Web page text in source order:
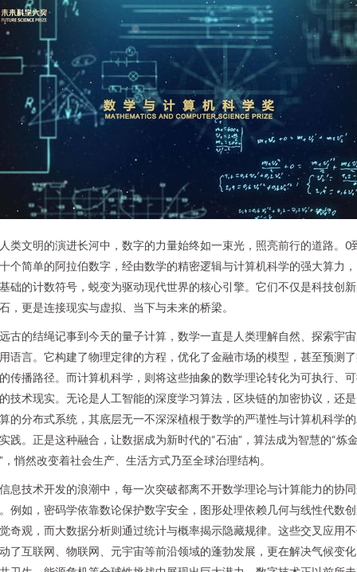
类文明的演进长河中，数字的力量始终如一束光，照亮前行的道路。0
个简单的阿拉伯数字，经由数学的精密逻辑与计算机科学的强大算力
础的计数符号，蜕变为驱动现代世界的核心引擎。它们不仅是科技创
，更是连接现实与虚拟、当下与未来的桥梁。
古的结绳记事到今天的量子计算，数学一直是人类理解自然、探索宇
语言。它构建了物理定律的方程，优化了金融市场的模型，甚至预测
传播路径。而计算机科学，则将这些抽象的数学理论转化为可执行、
技术现实。无论是人工智能的深度学习算法，区块链的加密协议，还
的分布式系统，其底层无一不深深植根于数学的严谨性与计算机科学
践。正是这种融合，让数据成为新时代的“石油”，算法成为智慧的“炼
，悄然改变着社会生产、生活方式乃至全球治理结构。
息技术开发的浪潮中，每一次突破都离不开数学理论与计算能力的协
例如，密码学依靠数论保护数字安全，图形处理依赖几何与线性代数
奇观，而大数据分析则通过统计与概率揭示隐藏规律。这些交叉应用
了互联网、物联网、元宇宙等前沿领域的蓬勃发展，更在解决气候变